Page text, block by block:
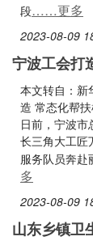
段……更多
2023-08-09
宁波工会打
本文转自：新
造 常态化帮
日前，宁波市
长三角大工匠
服务队员奔赴
多
2023-08-09
山东乡镇卫